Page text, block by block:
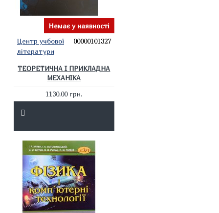
Немає у наявності
Центр учбової
літератури
00000101327
ТЕОРЕТИЧНА І ПРИКЛАДНА
МЕХАНІКА
1130.00 грн.